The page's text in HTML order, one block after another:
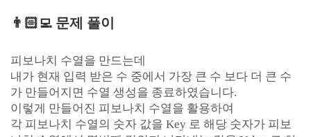
👨🏻‍💻 문제 풀이
피보나치 수열을 만드는데
내가 현재 입력 받은 수 중에서 가장 큰 수 보다 더 큰 수
가 만들어지면 수열 생성을 종료하였습니다.
이렇게 만들어진 피보나치 수열을 활용하여
각 피보나치 수열의 숫자 값을 Key 로 해당 숫자가 피보